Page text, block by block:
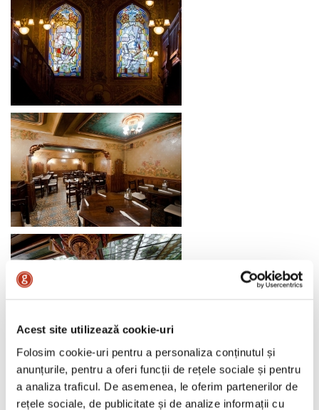
Acest site utilizează cookie-uri
Folosim cookie-uri pentru a personaliza conținutul și
anunțurile, pentru a oferi funcții de rețele sociale și pentru
a analiza traficul. De asemenea, le oferim partenerilor de
rețele sociale, de publicitate și de analize informații cu